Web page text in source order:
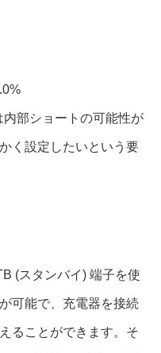
部ショートの可能性が
く設定したいという要
(スタンバイ) 端子を使
可能で、充電器を接続
ることができます。そ